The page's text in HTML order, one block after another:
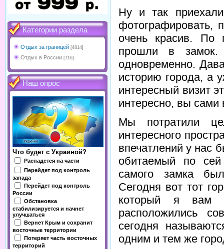
Категории раздела
Отдых за границей [4814]
Отдых в России [716]
Наш опрос
Что будет с Украиной?
Распадется на части
Перейдет под контроль
запада
Перейдет под контроль
России
Обстановка
стабилизируется и начнет
улучшаться
Вернет Крым и сохранит
восточные территории
Потеряет часть восточных
территорий
Ну и так
фотографировать,
очень красив. По
прошли в
одновременно.
историю города, а
интересный визит
интересно, вы сами
Мы потратили
интересного
впечатлений у нас
обитаемый по
самого замка
Сегодня вот тот
который я вам
расположились
сегодня
одним и тем же